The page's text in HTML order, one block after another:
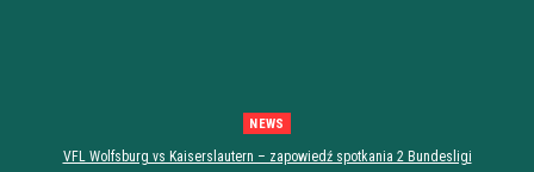
NEWS
VFL Wolfsburg vs Kaiserslautern – zapowiedź spotkania 2 Bundesligi